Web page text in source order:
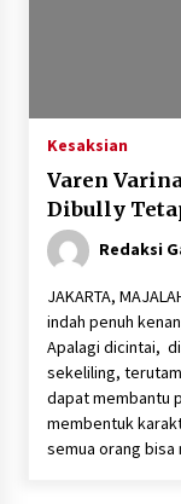
Kesaksian
Varen
Dibully
Redaksi
JAKARTA,
indah penuh
Apalagi dicintai,
sekeliling,
dapat membantu
membentuk
semua orang